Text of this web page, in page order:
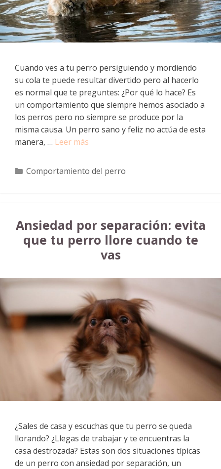
Cuando ves a tu perro persiguiendo y mordiendo
su cola te puede resultar divertido pero al hacerlo
es normal que te preguntes: ¿Por qué lo hace? Es
un comportamiento que siempre hemos asociado a
los perros pero no siempre se produce por la
misma causa. Un perro sano y feliz no actúa de esta
manera, … Leer más
Categorías
Comportamiento del perro
Ansiedad por separación: evita
que tu perro llore cuando te
vas
¿Sales de casa y escuchas que tu perro se queda
llorando? ¿Llegas de trabajar y te encuentras la
casa destrozada? Estas son dos situaciones típicas
de un perro con ansiedad por separación, un